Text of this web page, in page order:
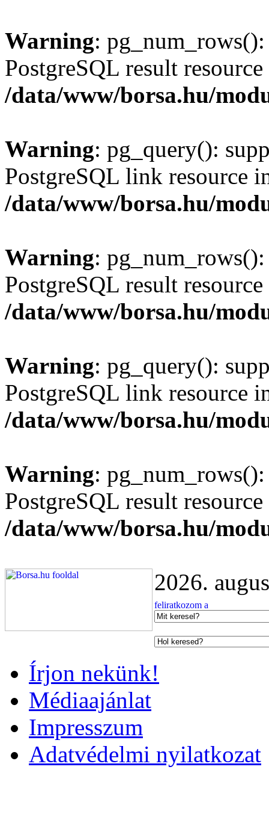
Warning:
PostgreSQL result
/data/www/borsa.hu/
Warning: pg_query():
PostgreSQL link resource
/data/www/borsa.hu/
Warning:
PostgreSQL result
/data/www/borsa.hu/
Warning: pg_query():
PostgreSQL link resource
/data/www/borsa.hu/
Warning:
PostgreSQL result
/data/www/borsa.hu/
2026.
Írjon nekünk!
Médiaajánlat
Impresszum
Adatvédelmi nyilatkozat